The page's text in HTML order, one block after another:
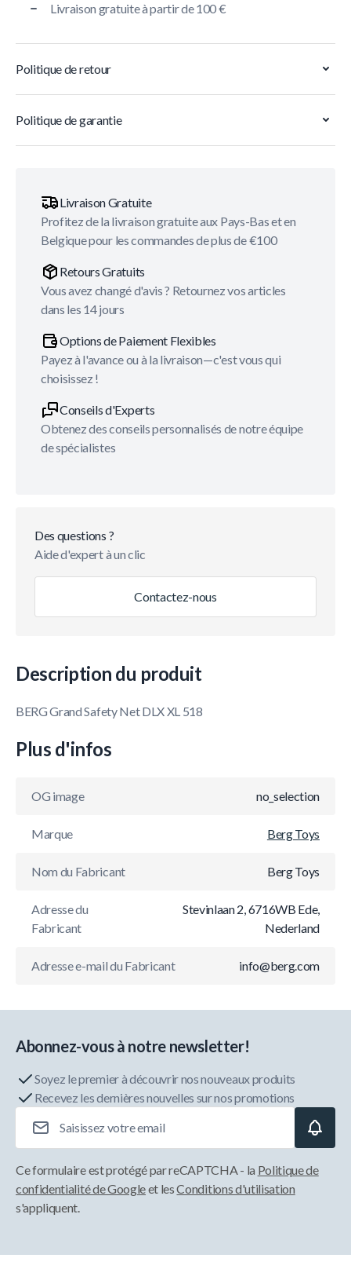
Livraison gratuite à partir de 100 €
Politique de retour
Politique de garantie
Livraison Gratuite
Profitez de la livraison gratuite aux Pays-Bas et en
Belgique pour les commandes de plus de €100
Retours Gratuits
Vous avez changé d'avis ? Retournez vos articles
dans les 14 jours
Options de Paiement Flexibles
Payez à l'avance ou à la livraison—c'est vous qui
choisissez !
Conseils d'Experts
Obtenez des conseils personnalisés de notre équipe
de spécialistes
Des questions ?
Aide d'expert à un clic
Contactez-nous
Description du produit
BERG Grand Safety Net DLX XL 518
Plus d'infos
OG image no_selection
Marque Berg Toys
Nom du Fabricant Berg Toys
Adresse du
Fabricant
Stevinlaan 2, 6716WB Ede,
Nederland
Adresse e-mail du Fabricant info@berg.com
Abonnez-vous à notre newsletter!
Soyez le premier à découvrir nos nouveaux produits
Recevez les dernières nouvelles sur nos promotions
Ce formulaire est protégé par reCAPTCHA - la Politique de
confidentialité de Googleet lesConditions d'utilisation
s'appliquent.